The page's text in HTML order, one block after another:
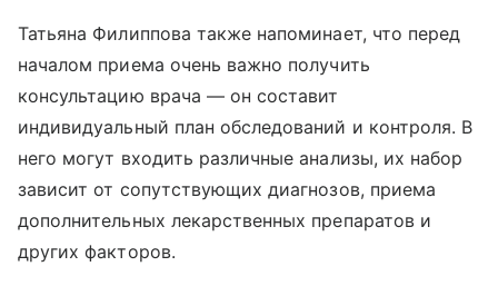
Татьяна Филиппова также напоминает, что перед
началом приема очень важно получить
консультацию врача — он составит
индивидуальный план обследований и контроля. В
него могут входить различные анализы, их набор
зависит от сопутствующих диагнозов, приема
дополнительных лекарственных препаратов и
других факторов.